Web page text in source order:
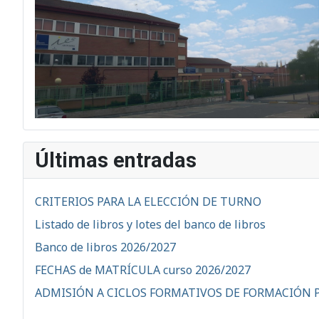
Últimas entradas
CRITERIOS PARA LA ELECCIÓN DE TURNO
Listado de libros y lotes del banco de libros
Banco de libros 2026/2027
FECHAS de MATRÍCULA curso 2026/2027
ADMISIÓN A CICLOS FORMATIVOS DE FORMACIÓN